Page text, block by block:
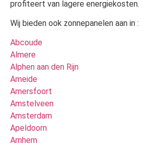
profiteert van lagere energiekosten.
Wij bieden ook zonnepanelen aan in :
Abcoude
Almere
Alphen aan den Rijn
Ameide
Amersfoort
Amstelveen
Amsterdam
Apeldoorn
Arnhem